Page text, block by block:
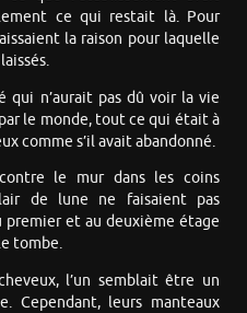
ce qui restait là. Pour
la raison pour laquelle
qui n’aurait pas dû voir la vie
le monde, tout ce qui était à
comme s’il avait abandonné.
le mur dans les coins
de lune ne faisaient pas
et au deuxième étage
tombe.
l’un semblait être un
Cependant, leurs manteaux